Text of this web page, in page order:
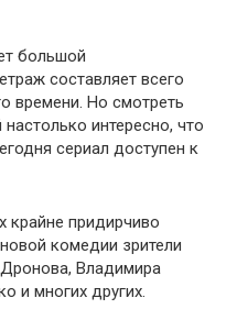
большой
составляет всего
времени. Но смотреть
интересно, что
сериал доступен к
крайне придирчиво
комедии зрители
Владимира
и многих других.